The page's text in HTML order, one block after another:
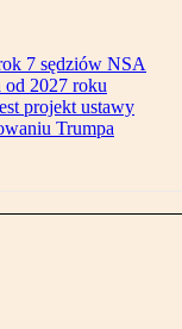
7 sędziów NSA
2027 roku
projekt ustawy
Trumpa